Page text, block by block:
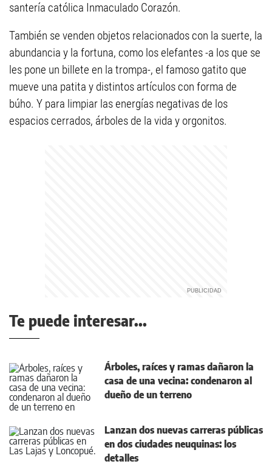
santería católica Inmaculado Corazón.
También se venden objetos relacionados con la suerte, la
abundancia y la fortuna, como los elefantes -a los que se
les pone un billete en la trompa-, el famoso gatito que
mueve una patita y distintos artículos con forma de
búho. Y para limpiar las energías negativas de los
espacios cerrados, árboles de la vida y orgonitos.
Te puede interesar...
Árboles, raíces y ramas dañaron la
casa de una vecina: condenaron al
dueño de un terreno
Lanzan dos nuevas carreras públicas
en dos ciudades neuquinas: los
detalles